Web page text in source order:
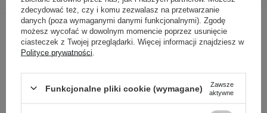
Inni klienci sprawdzali również
zdecydować też, czy i komu zezwalasz na przetwarzanie
danych (poza wymaganymi danymi funkcjonalnymi). Zgodę
możesz wycofać w dowolnym momencie poprzez usunięcie
ciasteczek z Twojej przeglądarki. Więcej informacji znajdziesz w
Polityce prywatności
Funkcjonalne pliki cookie (wymagane)
Zawsze
aktywne